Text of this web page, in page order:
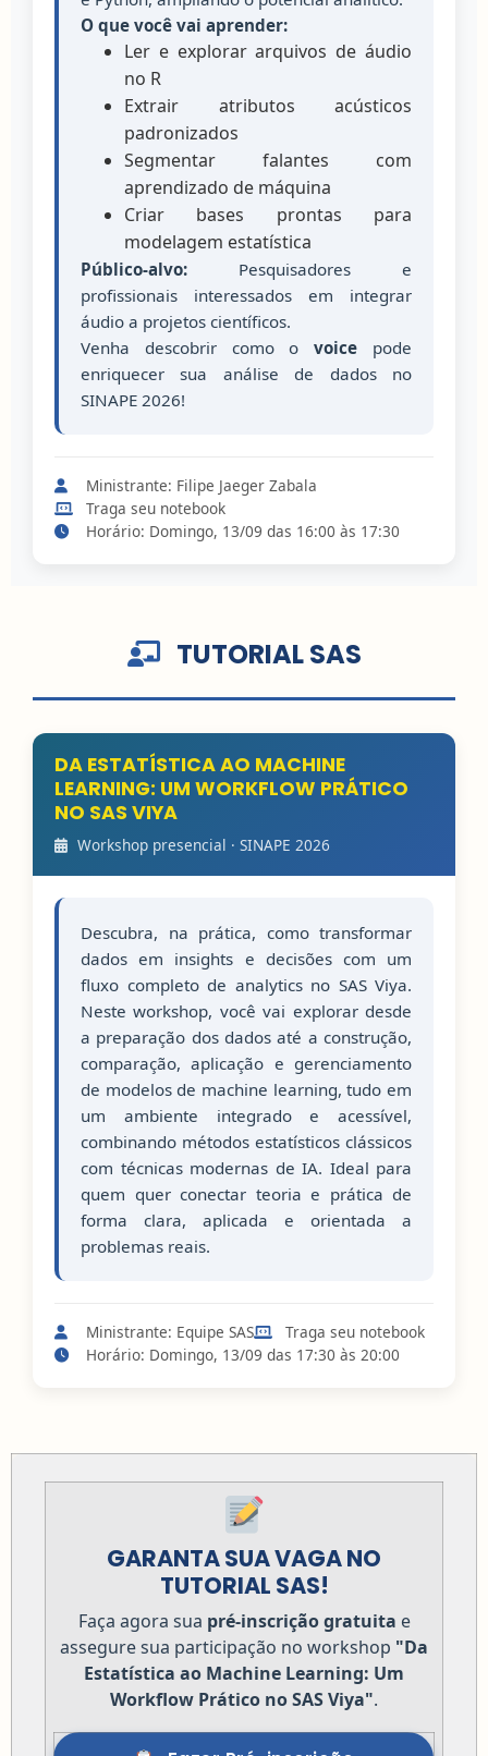
O que você vai aprender:
Ler e explorar arquivos de áudio
no R
Extrair atributos acústicos
padronizados
Segmentar falantes com
aprendizado de máquina
Criar bases prontas para
modelagem estatística
Público-alvo: Pesquisadores e
profissionais interessados em integrar
áudio a projetos científicos.
Venha descobrir como ovoice pode
enriquecer sua análise de dados no
SINAPE 2026!
Ministrante: Filipe Jaeger Zabala
Traga seu notebook
Horário: Domingo, 13/09 das 16:00 às 17:30
TUTORIAL SAS
DA ESTATÍSTICA AO MACHINE
LEARNING: UM WORKFLOW PRÁTICO
NO SAS VIYA
Workshop presencial · SINAPE 2026
Descubra, na prática, como transformar
dados em insights e decisões com um
fluxo completo de analytics no SAS Viya.
Neste workshop, você vai explorar desde
a preparação dos dados até a construção,
comparação, aplicação e gerenciamento
de modelos de machine learning, tudo em
um ambiente integrado e acessível,
combinando métodos estatísticos clássicos
com técnicas modernas de IA. Ideal para
quem quer conectar teoria e prática de
forma clara, aplicada e orientada a
problemas reais.
Ministrante: Equipe SAS
Traga seu notebook
Horário: Domingo, 13/09 das 17:30 às 20:00
GARANTA SUA VAGA NO
TUTORIAL SAS!
Faça agora sua pré-inscrição gratuita e
assegure sua participação no workshop "Da
Estatística ao Machine Learning: Um
Workflow Prático no SAS Viya".